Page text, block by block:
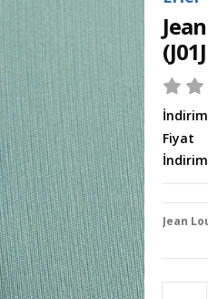
İndirim
Fiyat
Jean